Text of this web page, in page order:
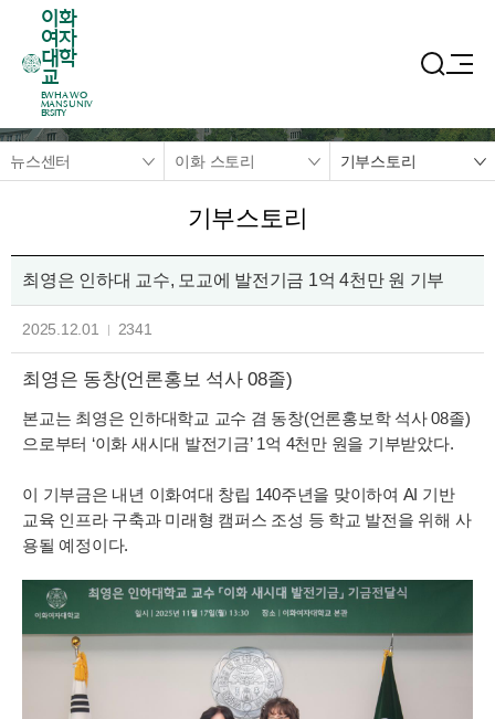
이화
여자
대학
교
EWHA WO
MANS UNIV
ERSITY
뉴스센터 이화 스토리 기부스토리
기부스토리
최영은 인하대 교수, 모교에 발전기금 1억 4천만 원 기부
2025.12.01 2341
최영은 동창(언론홍보 석사 08졸)
본교는 최영은 인하대학교 교수 겸 동창(언론홍보학 석사 08졸)
으로부터 ‘이화 새시대 발전기금’ 1억 4천만 원을 기부받았다.
이 기부금은 내년 이화여대 창립 140주년을 맞이하여 AI 기반
교육 인프라 구축과 미래형 캠퍼스 조성 등 학교 발전을 위해 사
용될 예정이다.